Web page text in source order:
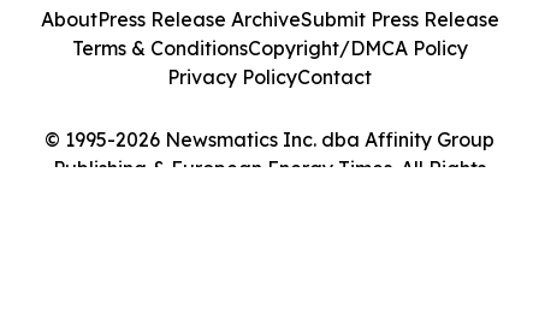
© 1995-2026 Newsmatics Inc. dba Affinity Group
Publishing & European Energy Times. All Rights
AboutPress Release ArchiveSubmit Press Release
Terms & ConditionsCopyright/DMCA Policy
Privacy PolicyContact